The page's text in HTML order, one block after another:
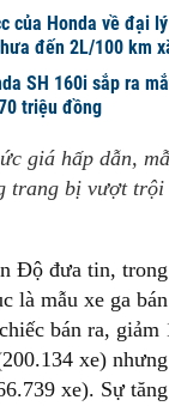
của Honda về đại
đến 2L/100 km
SH 160i sắp ra
triệu đồng
giá hấp dẫn,
trang bị vượt
Độ đưa tin, trong
là mẫu xe ga
bán ra, giảm
xe)
xe). Sự